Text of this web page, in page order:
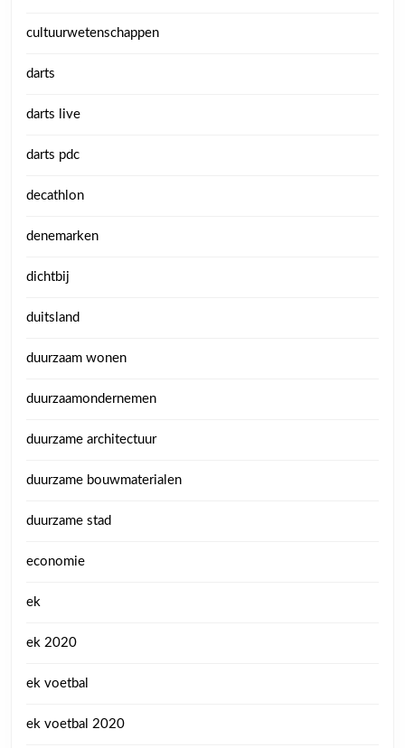
cultuurwetenschappen
darts
darts live
darts pdc
decathlon
denemarken
dichtbij
duitsland
duurzaam wonen
duurzaamondernemen
duurzame architectuur
duurzame bouwmaterialen
duurzame stad
economie
ek
ek 2020
ek voetbal
ek voetbal 2020